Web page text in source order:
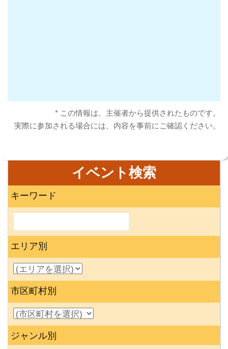
* この情報は、主催者から提供されたものです。
実際に参加される場合には、内容を事前にご確認ください。
イベント検索
キーワード
エリア別
市区町村別
ジャンル別